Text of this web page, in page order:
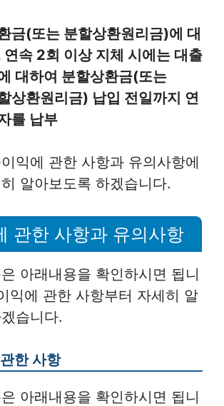
금(또는 분할상환원리금)에 대
연속 2회 이상 지체 시에는 대출
대하여 분할상환금(또는
상환원리금) 납입 전일까지 연
를 납부
익에 관한 사항과 유의사항에
알아보도록 하겠습니다.
관한 사항과 유의사항
아래내용을 확인하시면 됩니
익에 관한 사항부터 자세히 알
습니다.
한 사항
아래내용을 확인하시면 됩니